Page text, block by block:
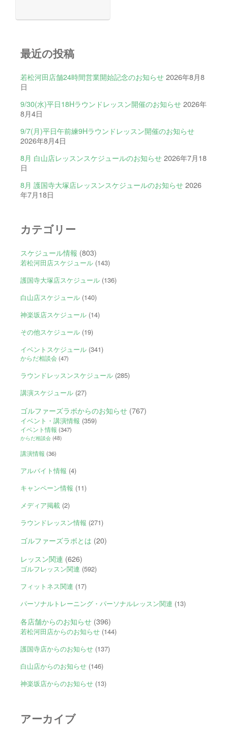
最近の投稿
若松河田店舗24時間営業開始記念のお知らせ 2026年8月8
日
9/30(水)平日18Hラウンドレッスン開催のお知らせ 2026年
8月4日
9/7(月)平日午前練9Hラウンドレッスン開催のお知らせ
2026年8月4日
8月 白山店レッスンスケジュールのお知らせ 2026年7月18
日
8月 護国寺大塚店レッスンスケジュールのお知らせ 2026
年7月18日
カテゴリー
スケジュール情報 (803)
若松河田店スケジュール(143)
護国寺大塚店スケジュール(136)
白山店スケジュール(140)
神楽坂店スケジュール(14)
その他スケジュール(19)
イベントスケジュール(341)
からだ相談会(47)
ラウンドレッスンスケジュール(285)
講演スケジュール(27)
ゴルファーズラボからのお知らせ(767)
イベント・講演情報 (359)
イベント情報 (347)
からだ相談会(48)
講演情報 (36)
アルバイト情報 (4)
キャンペーン情報 (11)
メディア掲載(2)
ラウンドレッスン情報 (271)
ゴルファーズラボとは (20)
レッスン関連 (626)
ゴルフレッスン関連 (592)
フィットネス関連 (17)
パーソナルトレーニング・パーソナルレッスン関連 (13)
各店舗からのお知らせ(396)
若松河田店からのお知らせ(144)
護国寺店からのお知らせ(137)
白山店からのお知らせ(146)
神楽坂店からのお知らせ(13)
アーカイブ